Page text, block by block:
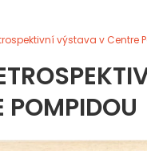
výstava v Centre
POMPIDOU